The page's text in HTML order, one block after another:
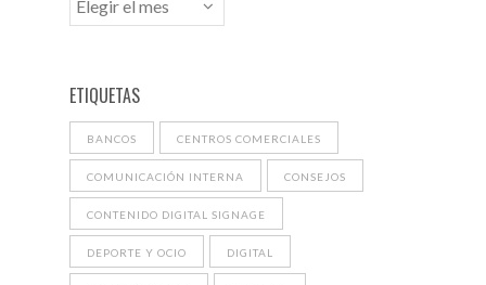
ETIQUETAS
BANCOS CENTROS COMERCIALES
COMUNICACIÓN INTERNA CONSEJOS
CONTENIDO DIGITAL SIGNAGE
DEPORTE Y OCIO DIGITAL